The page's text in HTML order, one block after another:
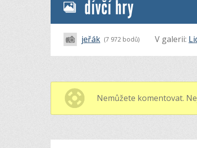
dívčí hry
jeřák (7 972 bodů) V galerii:
Nemůžete komentovat.